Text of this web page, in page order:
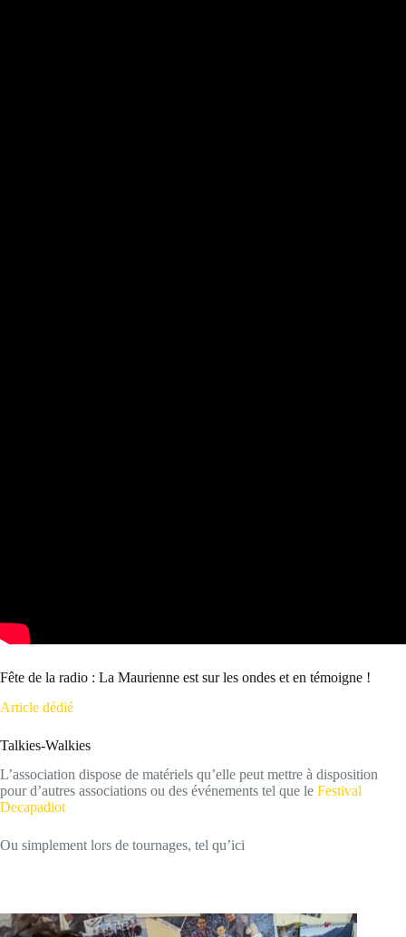
Fête de la radio : La Maurienne est sur les ondes et en témoigne !
Article dédié
Talkies-Walkies
L’association dispose de matériels qu’elle peut mettre à disposition
pour d’autres associations ou des événements tel que le Festival
Decapadiot
Ou simplement lors de tournages, tel qu’ici